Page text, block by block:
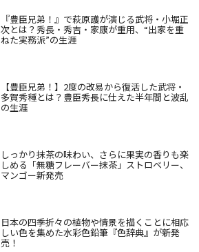
『豊臣兄弟！』で萩原護が演じる武将・小堀正
次とは？秀長・秀吉・家康が重用、“出家を重
ねた実務派”の生涯
【豊臣兄弟！】2度の改易から復活した武将・
多賀秀種とは？豊臣秀長に仕えた半年間と波乱
の生涯
しっかり抹茶の味わい、さらに果実の香りも楽
しめる「無糖フレーバー抹茶」ストロベリー、
マンゴー新発売
日本の四季折々の植物や情景を描くことに相応
しい色を集めた水彩色鉛筆『色辞典』が新発
売！